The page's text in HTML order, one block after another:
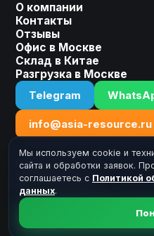
Мы используем cookie и
сайта и обработки заявок.
соглашаетесь с Политикой
данных.
Ваше имя
Номер телефона
Получить расчет
О компании
Контакты
Отзывы
Офис в Москве
Склад в Китае
Разгрузка в Москве
Telegram
info@asia-resource.ru
Реквизиты
ИП Кабанов А.А.
ИНН: 502723918030